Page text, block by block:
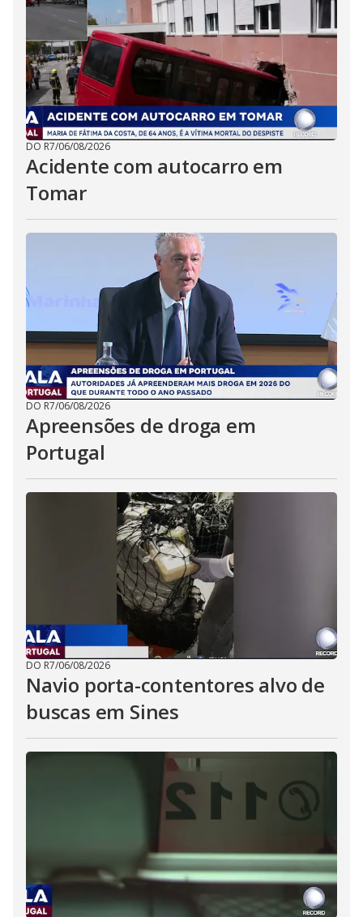
DO R7/06/08/2026
Acidente com autocarro em
Tomar
DO R7/06/08/2026
Apreensões de droga em
Portugal
DO R7/06/08/2026
Navio porta-contentores alvo de
buscas em Sines